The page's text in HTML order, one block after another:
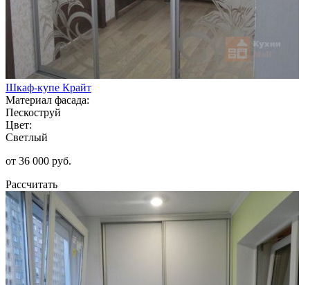
Шкаф-купе Крайт
Материал фасада:
Пескоструй
Цвет:
Светлый
от 36 000 руб.
Рассчитать